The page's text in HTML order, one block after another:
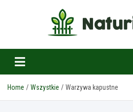
Home Wszystkie Warzywa kapustne